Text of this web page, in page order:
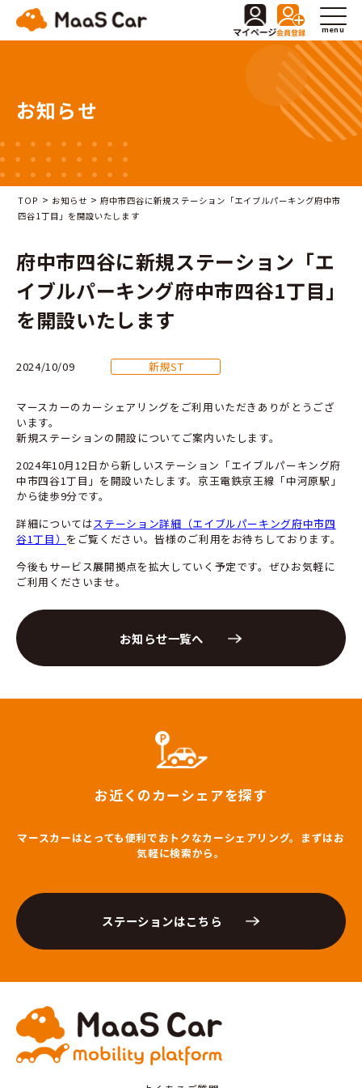
menu
お知らせ
TOP > お知らせ >府中市四谷に新規ステーション「エイブルパーキング府中市
四谷1丁目」を開設いたします
府中市四谷に新規ステーション「エ
イブルパーキング府中市四谷1丁目」
を開設いたします
2024/10/09 新規ST
マースカーのカーシェアリングをご利用いただきありがとうござ
います。
新規ステーションの開設についてご案内いたします。
2024年10月12日から新しいステーション「エイブルパーキング府
中市四谷1丁目」を開設いたします。京王電鉄京王線「中河原駅」
から徒歩9分です。
詳細についてはステーション詳細（エイブルパーキング府中市四
谷1丁目） をご覧ください。皆様のご利用をお待ちしております。
今後もサービス展開拠点を拡大していく予定です。ぜひお気軽に
ご利用くださいませ。
お知らせ一覧へ
お近くのカーシェアを探す
マースカーはとっても便利でおトクなカーシェアリング。まずはお
気軽に検索から。
ステーションはこちら